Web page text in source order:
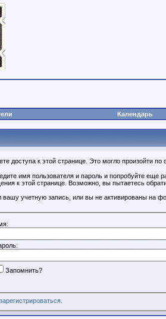
Календарь
доступа к этой странице. Это могло произойти по
имя пользователя и пароль и попробуйте еще
к этой странице. Возможно, вы пытаетесь
вашу учетную запись, или вы не активированы на
Запомнить?
зарегистрироваться.